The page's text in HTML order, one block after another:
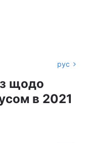
рус
щодо
в 2021